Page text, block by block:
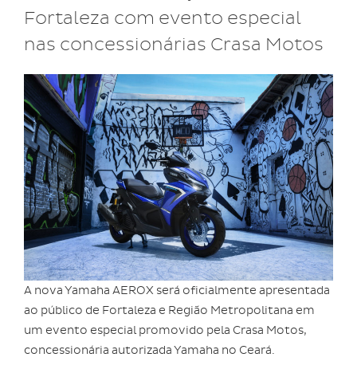
Fortaleza com evento especial
nas concessionárias Crasa Motos
A nova Yamaha AEROX será oficialmente apresentada
ao público de Fortaleza e Região Metropolitana em
um evento especial promovido pela Crasa Motos,
concessionária autorizada Yamaha no Ceará.